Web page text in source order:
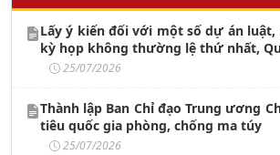
Lấy ý kiến đối với một số dự án
kỳ họp không thường lệ thứ nhất,
25/07/2026
Thành lập Ban Chỉ đạo Trung ương
tiêu quốc gia phòng, chống ma túy
25/07/2026